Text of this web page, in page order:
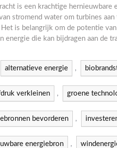
is een krachtige
stromend water om turbines
Het is belangrijk om de potentie
energie die kan bijdragen aan de
alternatieve energie ,
verkleinen , groene
bevorderen ,
energiebron ,